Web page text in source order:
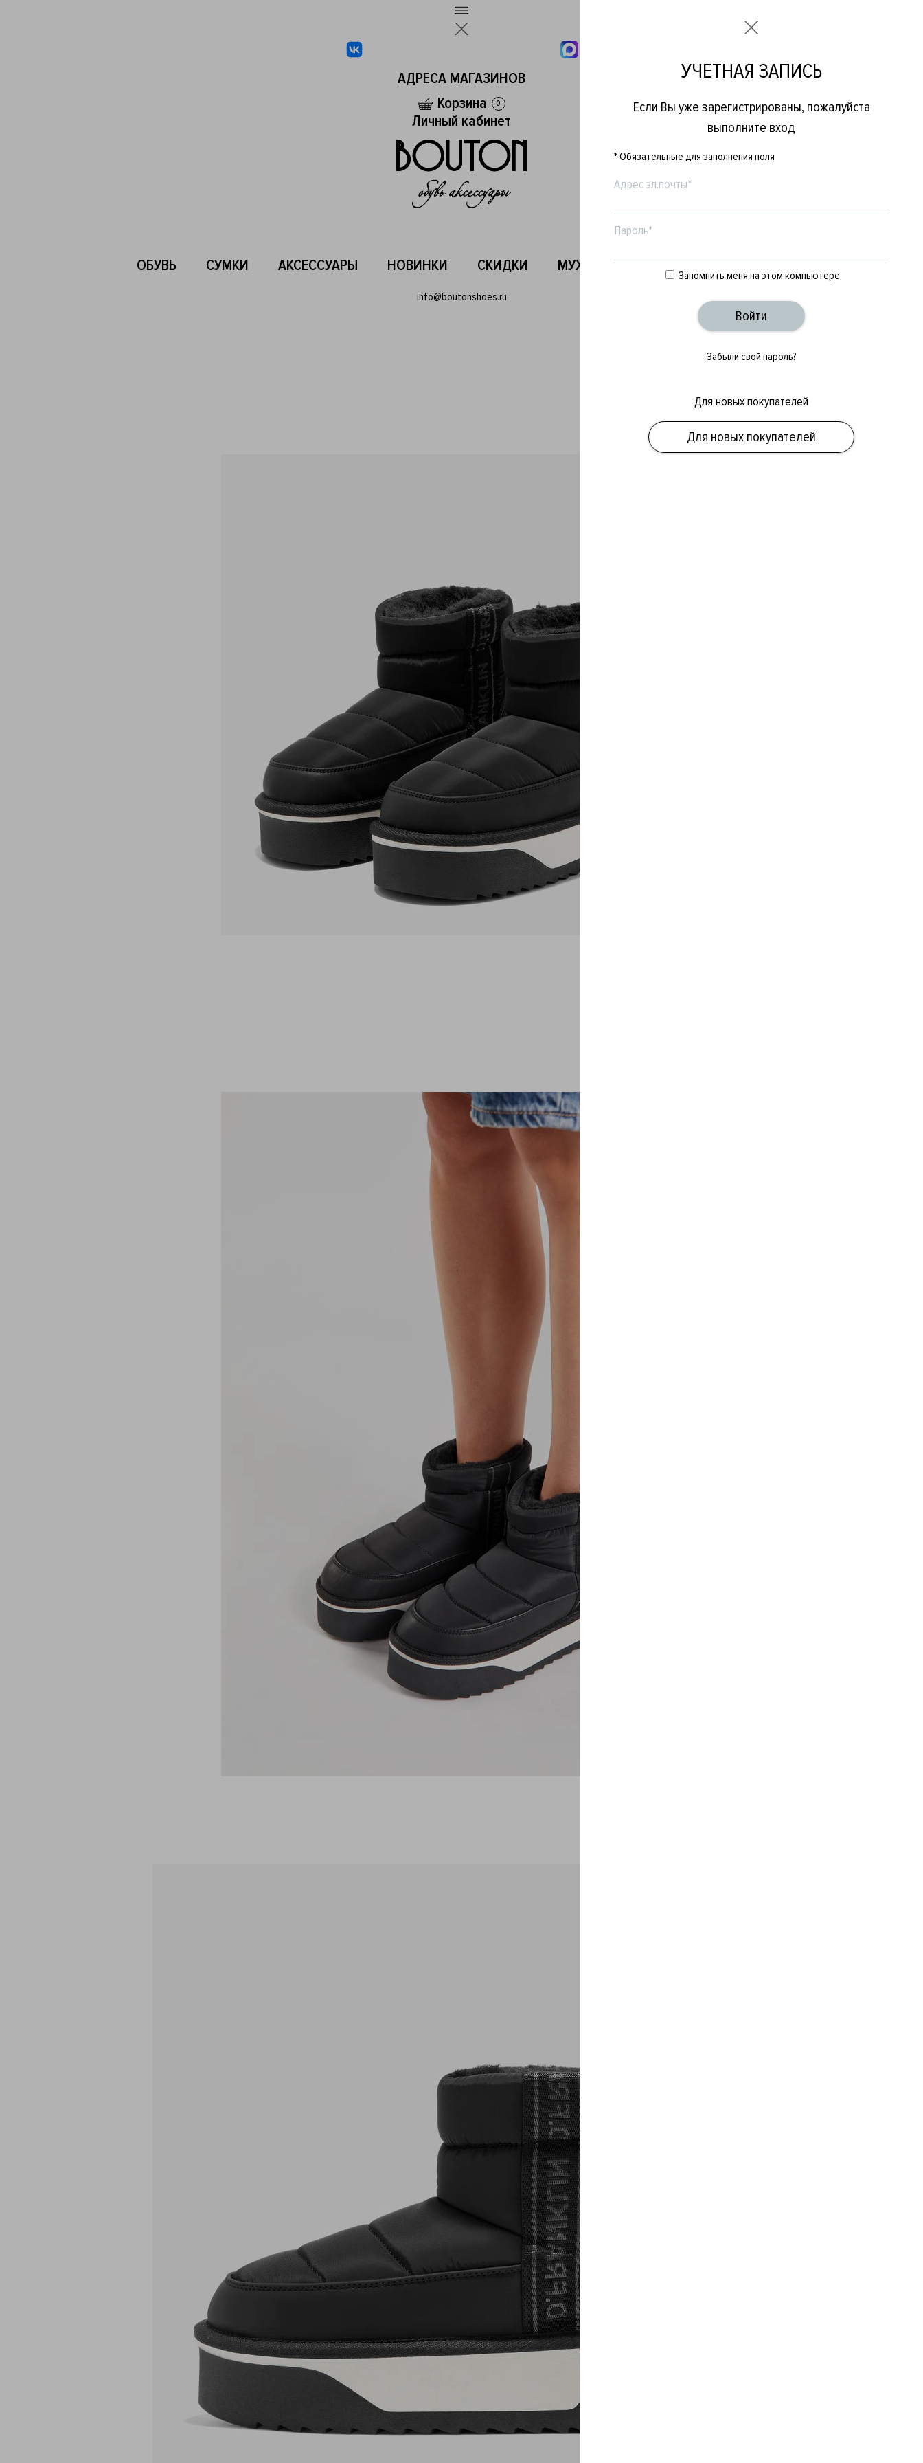
АДРЕСА МАГАЗИНОВ
Корзина
0
Личный кабинет
ОБУВЬ СУМКИ АКСЕССУАРЫ НОВИНКИ СКИДКИ МУЖСКОЕ ЖЕНСКОЕ БРЕНДЫ
info@boutonshoes.ru
УЧЕТНАЯ ЗАПИСЬ
Если Вы уже зарегистрированы, пожалуйста
выполните вход
* Обязательные для заполнения поля
Адрес эл.почты*
Пароль*
Запомнить меня на этом компьютере
Забыли свой пароль?
Для новых покупателей
Для новых покупателей